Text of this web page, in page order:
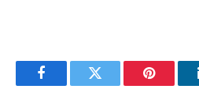
FacebookTwitter Pinterest